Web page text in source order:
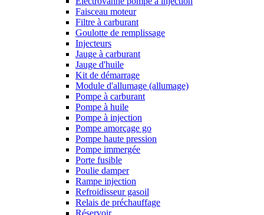
Faisceau moteur
Filtre à carburant
Goulotte de remplissage
Injecteurs
Jauge à carburant
Jauge d'huile
Kit de démarrage
Module d'allumage (allumage)
Pompe à carburant
Pompe à huile
Pompe à injection
Pompe amorçage go
Pompe haute pression
Pompe immergée
Porte fusible
Poulie damper
Rampe injection
Refroidisseur gasoil
Relais de préchauffage
Réservoir